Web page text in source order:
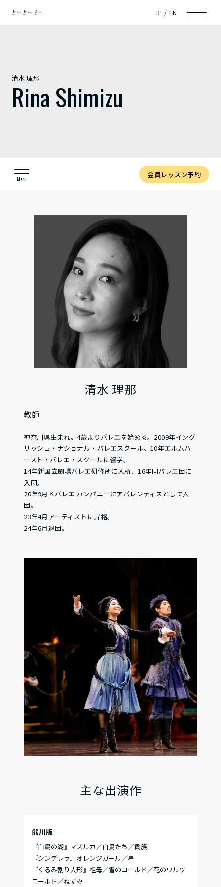
JP EN
清水 理那
Rina Shimizu
Menu 会員レッスン予約
清水 理那
教師
神奈川県生まれ。4歳よりバレエを始める。2009年イング
リッシュ・ナショナル・バレエスクール、10年エルムハ
ースト・バレエ・スクールに留学。
14年新国立劇場バレエ研修所に入所、16年同バレエ団に
入団。
20年9月Ｋバレエ カンパニーにアパレンティスとして入
団。
23年4月アーティストに昇格。
24年6月退団。
主な出演作
熊川版
『白鳥の湖』マズルカ／白鳥たち／貴族
『シンデレラ』オレンジガール／星
『くるみ割り人形』祖母／雪のコールド／花のワルツ
コールド／ねずみ